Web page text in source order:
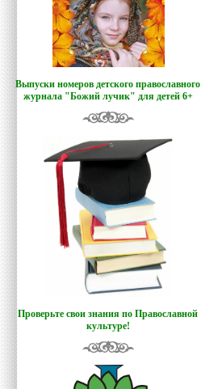
Выпуски номеров детского православного
журнала "Божий лучик" для детей 6+
Проверьте свои знания по Православной
культуре!